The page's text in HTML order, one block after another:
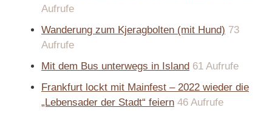
Aufrufe
Wanderung zum Kjeragbolten (mit Hund) 73
Aufrufe
Mit dem Bus unterwegs in Island 61 Aufrufe
Frankfurt lockt mit Mainfest – 2022 wieder die
„Lebensader der Stadt“ feiern 46 Aufrufe